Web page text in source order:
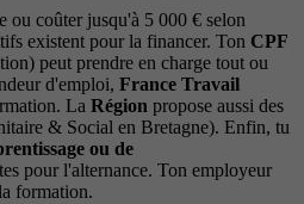
ou coûter jusqu'à 5 000 € selon
existent pour la financer. Ton CPF
peut prendre en charge tout ou
d'emploi, France Travail
La Région propose aussi des
& Social en Bretagne). Enfin, tu
ou de
pour l'alternance. Ton employeur
formation.